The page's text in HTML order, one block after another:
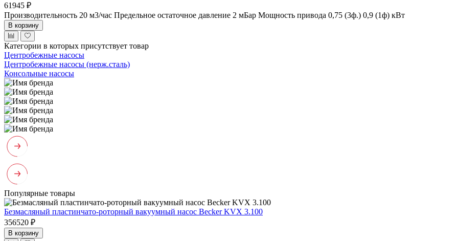
61945 ₽
Производительность 20 м3/час Предельное остаточное давление 2 мБар Мощность привода 0,75 (3ф.) 0,9 (1ф) кВт
В корзину
Категории в которых присутствует товар
Центробежные насосы
Центробежные насосы (нерж.сталь)
Консольные насосы
Популярные товары
Безмасляный пластинчато-роторный вакуумный насос Becker KVX 3.100
356520 ₽
В корзину